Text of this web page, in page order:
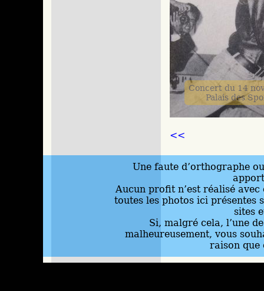
Concert du 14
Palais des
<<
Une faute d’orthographe
Aucun profit n’est réalisé
toutes les photos ici présentes
sites
Si, malgré cela, l’une
malheureusement, vous
raison que